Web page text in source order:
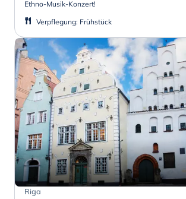
Ethno-Musik-Konzert!
Verpflegung: Frühstück
Riga